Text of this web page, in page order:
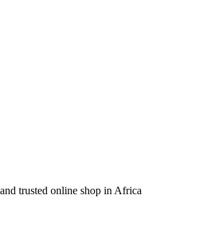
trusted online shop in Africa